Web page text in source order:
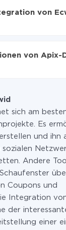
es 10-15von
die
auf ein
zu
von Apix-
sich am
Es
und ihn
Andere
Coupons und
Integration
der
einer